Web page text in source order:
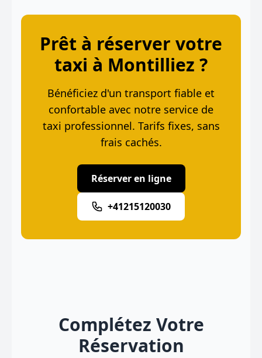
Prêt à réserver votre
taxi à Montilliez ?
Bénéficiez d'un transport fiable et
confortable avec notre service de
taxi professionnel. Tarifs fixes, sans
frais cachés.
Réserver en ligne
+41215120030
Complétez Votre
Réservation